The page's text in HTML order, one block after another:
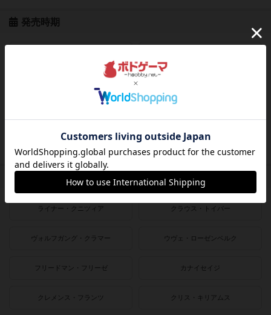
発売時期
1950〜1980年
ライナー・クニツィア クラウス・トイバー
ヴォルフガング・クラマー ウヴェ・ローゼンベルク
フリードマン・フリーゼ カナイセイジ
クレメンス・フランツ クリス・キリアムス